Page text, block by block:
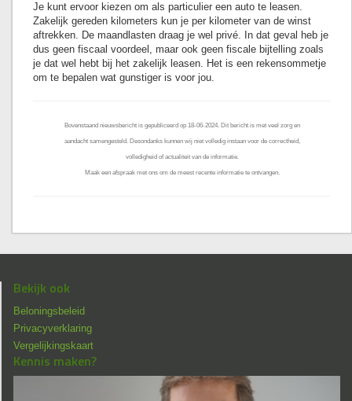
Je kunt ervoor kiezen om als particulier een auto te leasen.
Zakelijk gereden kilometers kun je per kilometer van de winst
aftrekken. De maandlasten draag je wel privé. In dat geval heb je
dus geen fiscaal voordeel, maar ook geen fiscale bijtelling zoals
je dat wel hebt bij het zakelijk leasen. Het is een rekensommetje
om te bepalen wat gunstiger is voor jou.
Bovenstaand nieuwsbericht is gepubliceerd op 18-06-2024. Dit bericht is met veel zorg en
aandacht samengesteld. Desondanks kunnen wij niet volledig instaan voor de correctheid,
volledigheid of actualiteit van de informatie.
Maak een afspraak met ons om de meest recente informatie te ontvangen.
Bekijk ook
Beloningsbeleid
Privacyverklaring
Vergelijkingskaart
Kennis maken?